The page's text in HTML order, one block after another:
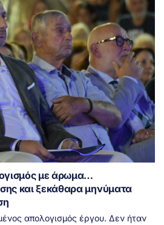
με άρωμα…
και ξεκάθαρα μηνύματα
απολογισμός έργου. Δεν ήταν